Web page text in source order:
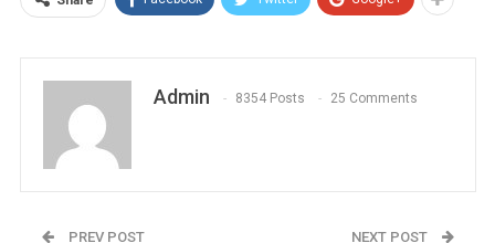
Admin 8354 Posts 25 Comments
PREV POST NEXT POST